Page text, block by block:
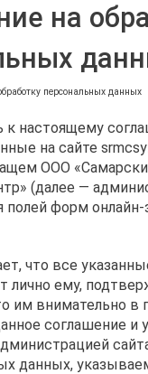
на
персональных данных
к настоящему
на сайте
ООО
(далее —
полей форм онлайн-
что все
лично ему,
им внимательно в
соглашение и
данных,